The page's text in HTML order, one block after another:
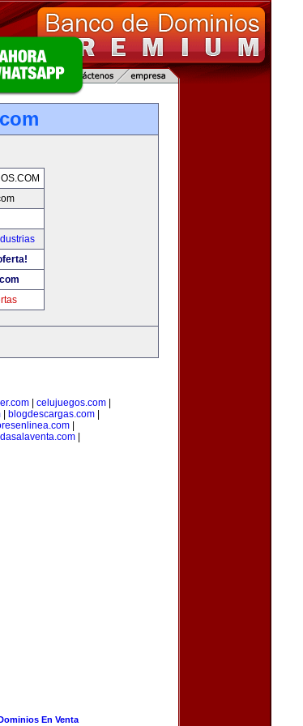
celujuegos.com
blogdescargas.com
|
|
En Venta